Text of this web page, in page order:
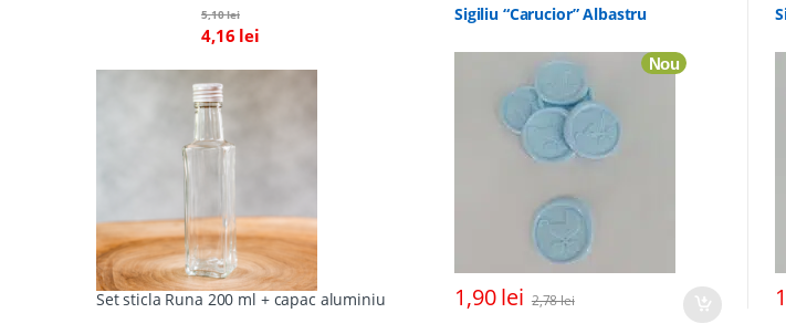
Sigiliu “Carucior” Albastru
Nou
1,90lei 2,78lei
4,16 lei
5,10lei
Set sticla Runa 200 ml + capac aluminiu